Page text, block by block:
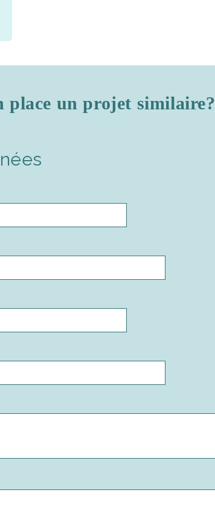
place un projet similaire?